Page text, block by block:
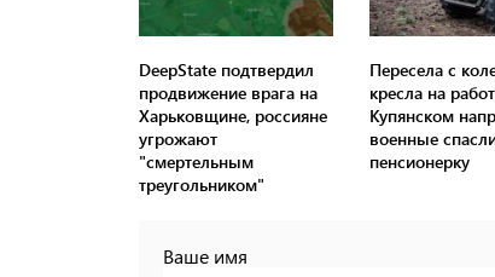
DeepState подтвердил
продвижение врага на
Харьковщине, россияне
угрожают
"смертельным
треугольником"
Пересела с
кресла на
Купянском
военные
пенсионерку
Ваше имя